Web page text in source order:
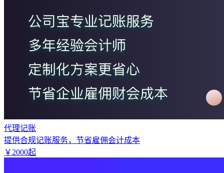
代理记账
提供合规记账服务，节省雇佣会计成本
￥ 2000起